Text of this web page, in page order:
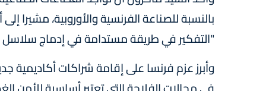
بالنسبة للصناعة الفرنسية والأوروبية، مشيرا
"التفكير في طريقة مستدامة في إدماج سلاسل
وأبرز عزم فرنسا على إقامة شراكات